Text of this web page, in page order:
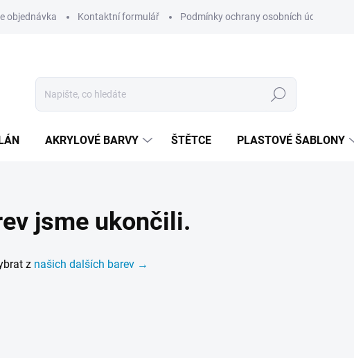
objednávka Kontaktní formulář Podmínky ochrany osobních údajů
Hledat
AKRYLOVÉ BARVY ŠTĚTCE PLASTOVÉ ŠABLONY
jsme ukončili.
z našich dalších barev →